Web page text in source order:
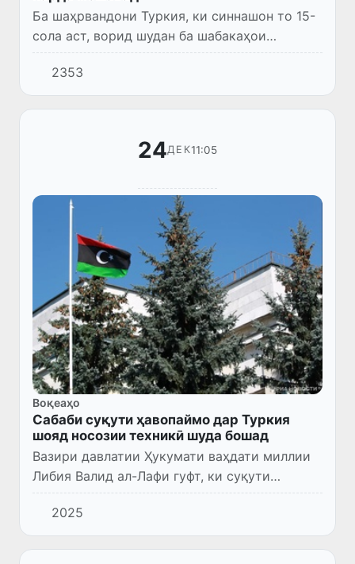
Ба шаҳрвандони Туркия, ки синнашон то 15-
сола аст, ворид шудан ба шабакаҳои
иҷтимоӣ ва платформаҳои бозӣ манъ карда
мешавад.
2353
24ДЕК11:05
Воқеаҳо
Сабаби суқути ҳавопаймо дар Туркия
шояд носозии техникӣ шуда бошад
Вазири давлатии Ҳукумати ваҳдати миллии
Либия Валид ал-Лафи гуфт, ки суқути
ҳавопаймое, ки дар он сардори Ситоди
артиши Либия Али ал-Ҳаддод қарор дошт,
эҳтимолан бар асари носозии...
2025